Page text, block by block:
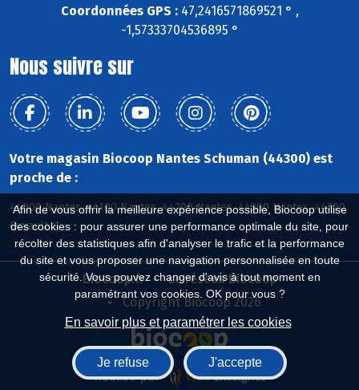
Afin de vous offrir la meilleure expérience possible, Biocoop utilise
des cookies : pour assurer une performance optimale du site, pour
récolter des statistiques afin d'analyser le trafic et la performance
du site et vous proposer une navigation personnalisée en toute
sécurité. Vous pouvez changer d'avis à tout moment en
paramétrant vos cookies. OK pour vous ?
En savoir plus et paramétrer les cookies
Je refuse J'accepte
Coordonnées GPS :47,2416571869521 ° ,
-1,57333704536895 °
Nous suivre sur
Votre magasin Biocoop Nantes Schuman (44300) est
proche de :
44000 Nantes, 44100 Nantes, 44200 Nantes, 44300 Nantes, 44700
Orvault
Biocoop.fr
Le réseau Biocoop
Copyright Biocoop 2026
Réalisé par